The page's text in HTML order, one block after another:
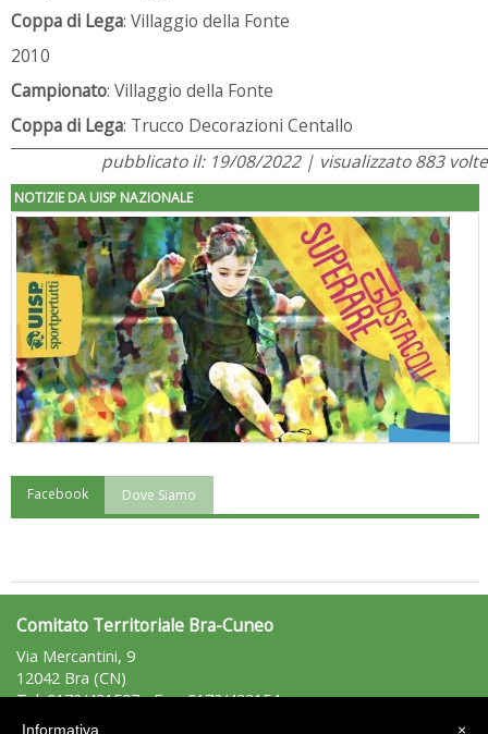
Coppa di Lega: Villaggio della Fonte
2010
Campionato: Villaggio della Fonte
Coppa di Lega: Trucco Decorazioni Centallo
pubblicato il: 19/08/2022 | visualizzato 883 volte
NOTIZIE DA UISP NAZIONALE
"Superare gli ostacoli": la relazione di Tiziano Pesce al CN Uisp
Facebook Dove Siamo
Comitato Territoriale Bra-Cuneo
Via Mercantini, 9
12042 Bra (CN)
Tel: 0172/431507 - Fax: 0172/433154
e-mail:bracuneo@uisp.it ×
Informativa